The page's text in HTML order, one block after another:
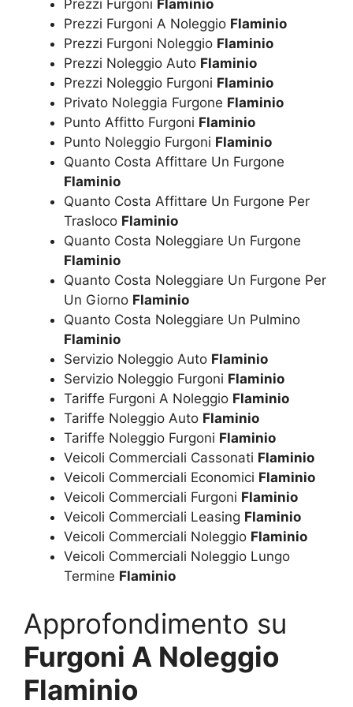
Prezzi Furgoni Flaminio
Prezzi Furgoni A Noleggio Flaminio
Prezzi Furgoni Noleggio Flaminio
Prezzi Noleggio Auto Flaminio
Prezzi Noleggio Furgoni Flaminio
Privato Noleggia Furgone Flaminio
Punto Affitto Furgoni Flaminio
Punto Noleggio Furgoni Flaminio
Quanto Costa Affittare Un Furgone
Flaminio
Quanto Costa Affittare Un Furgone Per
Trasloco Flaminio
Quanto Costa Noleggiare Un Furgone
Flaminio
Quanto Costa Noleggiare Un Furgone Per
Un Giorno Flaminio
Quanto Costa Noleggiare Un Pulmino
Flaminio
Servizio Noleggio Auto Flaminio
Servizio Noleggio Furgoni Flaminio
Tariffe Furgoni A Noleggio Flaminio
Tariffe Noleggio Auto Flaminio
Tariffe Noleggio Furgoni Flaminio
Veicoli Commerciali Cassonati Flaminio
Veicoli Commerciali Economici Flaminio
Veicoli Commerciali Furgoni Flaminio
Veicoli Commerciali Leasing Flaminio
Veicoli Commerciali Noleggio Flaminio
Veicoli Commerciali Noleggio Lungo
Termine Flaminio
Approfondimento su
Furgoni A Noleggio
Flaminio